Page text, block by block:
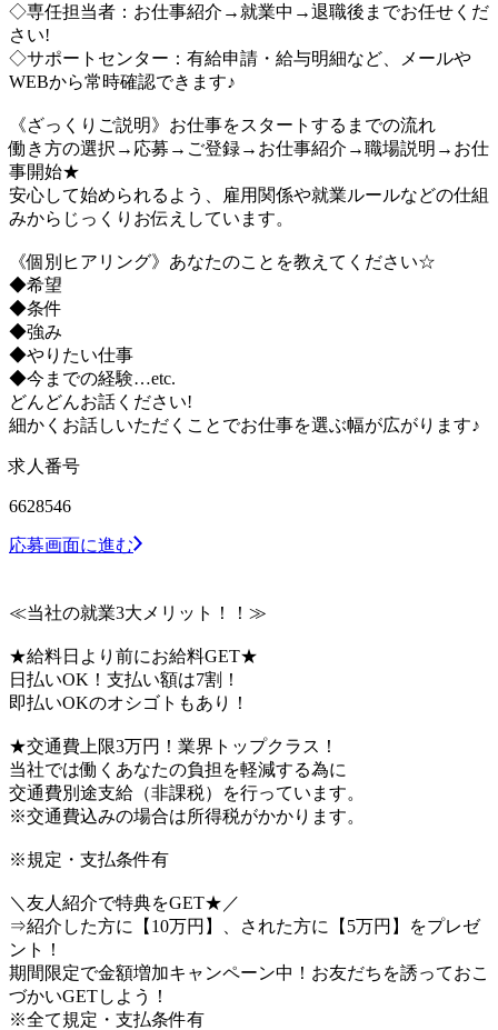
◇専任担当者：お仕事紹介→就業中→退職後までお任せくだ
さい!
◇サポートセンター：有給申請・給与明細など、メールや
WEBから常時確認できます♪
《ざっくりご説明》お仕事をスタートするまでの流れ
働き方の選択→応募→ご登録→お仕事紹介→職場説明→お仕
事開始★
安心して始められるよう、雇用関係や就業ルールなどの仕組
みからじっくりお伝えしています。
《個別ヒアリング》あなたのことを教えてください☆
◆希望
◆条件
◆強み
◆やりたい仕事
◆今までの経験…etc.
どんどんお話ください!
細かくお話しいただくことでお仕事を選ぶ幅が広がります♪
求人番号
6628546
応募画面に進む
≪当社の就業3大メリット！！≫
★給料日より前にお給料GET★
日払いOK！支払い額は7割！
即払いOKのオシゴトもあり！
★交通費上限3万円！業界トップクラス！
当社では働くあなたの負担を軽減する為に
交通費別途支給（非課税）を行っています。
※交通費込みの場合は所得税がかかります。
※規定・支払条件有
＼友人紹介で特典をGET★／
⇒紹介した方に【10万円】、された方に【5万円】をプレゼ
ント！
期間限定で金額増加キャンペーン中！お友だちを誘っておこ
づかいGETしよう！
※全て規定・支払条件有